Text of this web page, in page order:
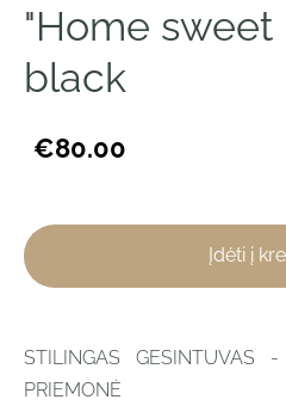
"Home sweet
black
€80.00
Įdėti į
STILINGAS GESINTUVAS
PRIEMONĖ